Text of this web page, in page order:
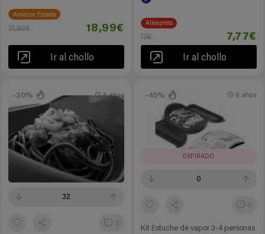
Amazon España
31,90€ 18,99€
Ir al chollo
Aliexpress
13€ 7,77€
Ir al chollo
-30%
32
0
6 años -45%
EXPIRADO
0
0
Kit Estuche de vapor 3-4 personas
6 años